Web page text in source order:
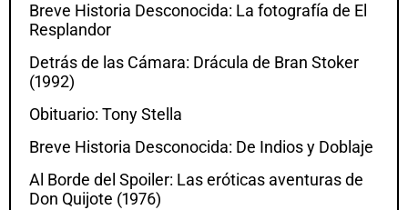
Breve Historia Desconocida: La fotografía de El
Resplandor
Detrás de las Cámara: Drácula de Bran Stoker
(1992)
Obituario: Tony Stella
Breve Historia Desconocida: De Indios y Doblaje
Al Borde del Spoiler: Las eróticas aventuras de
Don Quijote (1976)